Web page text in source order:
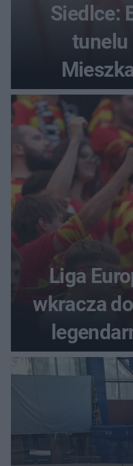
Siedlce:
tunelu
Liga
wkracza